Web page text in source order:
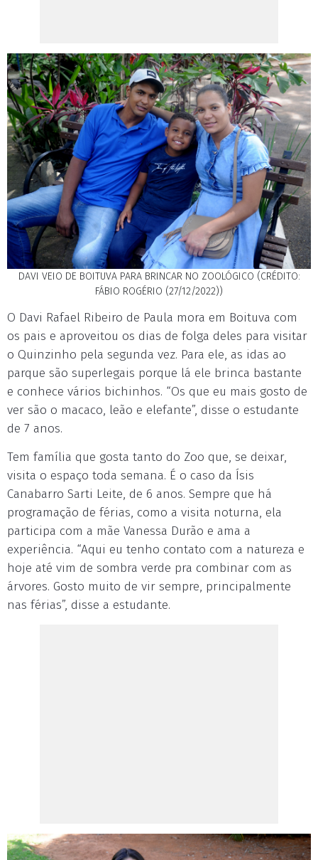
DAVI VEIO DE BOITUVA PARA BRINCAR NO ZOOLÓGICO (CRÉDITO:
FÁBIO ROGÉRIO (27/12/2022))
O Davi Rafael Ribeiro de Paula mora em Boituva com
os pais e aproveitou os dias de folga deles para visitar
o Quinzinho pela segunda vez. Para ele, as idas ao
parque são superlegais porque lá ele brinca bastante
e conhece vários bichinhos. “Os que eu mais gosto de
ver são o macaco, leão e elefante”, disse o estudante
de 7 anos.
Tem família que gosta tanto do Zoo que, se deixar,
visita o espaço toda semana. É o caso da Ísis
Canabarro Sarti Leite, de 6 anos. Sempre que há
programação de férias, como a visita noturna, ela
participa com a mãe Vanessa Durão e ama a
experiência. “Aqui eu tenho contato com a natureza e
hoje até vim de sombra verde pra combinar com as
árvores. Gosto muito de vir sempre, principalmente
nas férias”, disse a estudante.